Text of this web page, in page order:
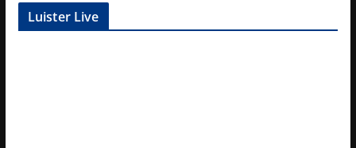
Luister Live